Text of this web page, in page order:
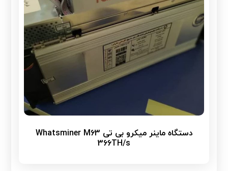
دستگاه ماینر میکرو بی تی Whatsminer M63
366TH/s